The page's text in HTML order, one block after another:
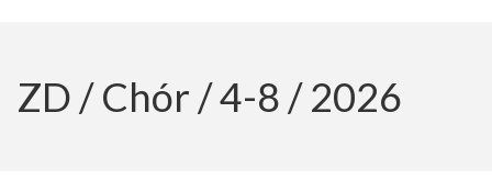
ZD / Chór / 4-8 / 2026